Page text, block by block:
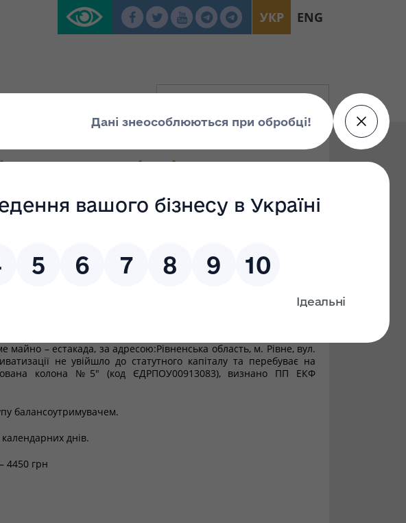
УКР ENG
відділення
майна України по
Житомирській областях про
який відбувся
майно – естакада, за адресою:Рівненська область, м. Рівне, вул.
не увійшло до статутного капіталу та перебуває на
колона №5" (код ЄДРПОУ00913083), визнано ПП ЕКФ
балансоутримувачем.
днів.
4450 грн